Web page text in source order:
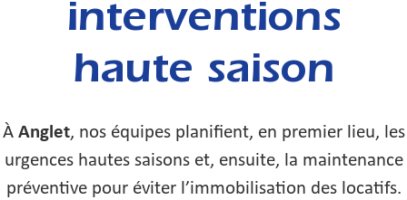
interventions
haute saison
À Anglet, nos équipes planifient, en premier lieu, les
urgences hautes saisons et, ensuite, la maintenance
préventive pour éviter l’immobilisation des locatifs.